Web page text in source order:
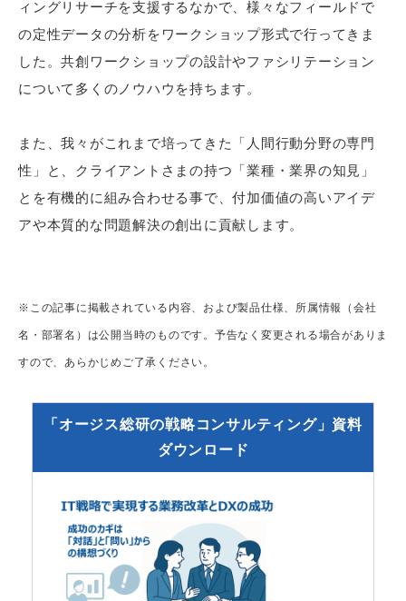
ィングリサーチを支援するなかで、様々なフィールドで
の定性データの分析をワークショップ形式で行ってきま
した。共創ワークショップの設計やファシリテーション
について多くのノウハウを持ちます。
また、我々がこれまで培ってきた「人間行動分野の専門
性」と、クライアントさまの持つ「業種・業界の知見」
とを有機的に組み合わせる事で、付加価値の高いアイデ
アや本質的な問題解決の創出に貢献します。
※この記事に掲載されている内容、および製品仕様、所属情報（会社
名・部署名）は公開当時のものです。予告なく変更される場合がありま
すので、あらかじめご了承ください。
「オージス総研の戦略コンサルティング」資料
ダウンロード